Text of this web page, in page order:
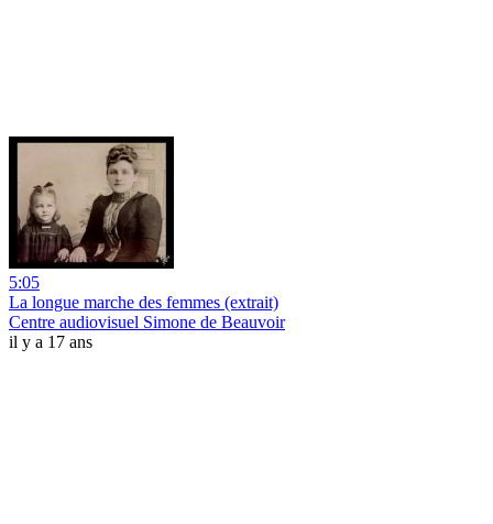
5:05
La longue marche des femmes (extrait)
Centre audiovisuel Simone de Beauvoir
il y a 17 ans